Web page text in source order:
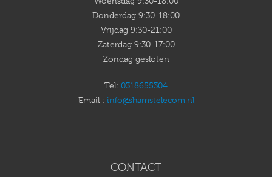
Donderdag 9:30-18:00
Vrijdag 9:30-21:00
Zaterdag 9:30-17:00
Zondag gesloten
Tel: 0318655304
Email : info@shamstelecom.nl
CONTACT